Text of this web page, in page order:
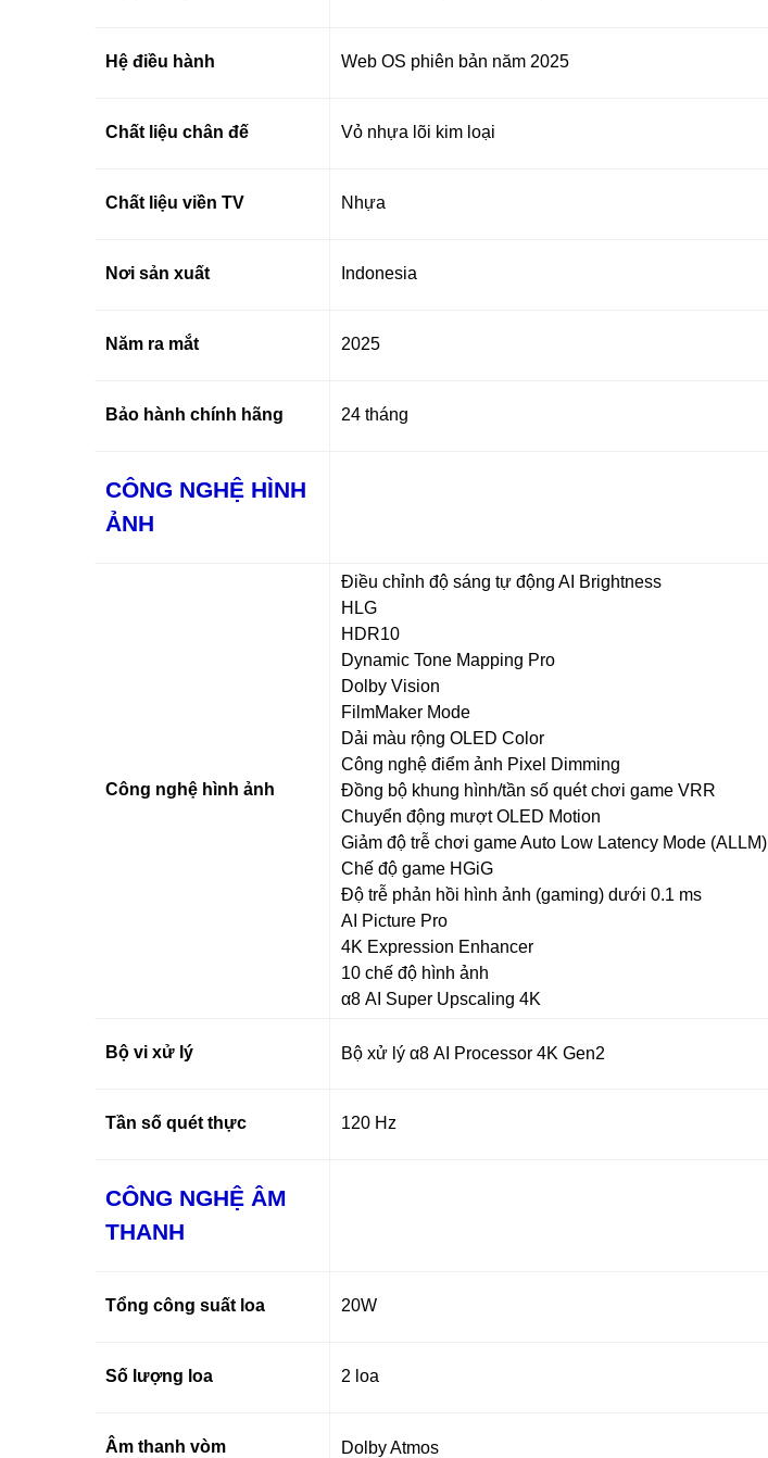
Hệ điều hành Web OS phiên bản năm 2025
Chất liệu chân đế Vỏ nhựa lõi kim loại
Chất liệu viền TV Nhựa
Nơi sản xuất Indonesia
Năm ra mắt 2025
Bảo hành chính hãng 24 tháng
CÔNG NGHỆ HÌNH
ẢNH
Công nghệ hình ảnh
Điều chỉnh độ sáng tự động AI Brightness
HLG
HDR10
Dynamic Tone Mapping Pro
Dolby Vision
FilmMaker Mode
Dải màu rộng OLED Color
Công nghệ điểm ảnh Pixel Dimming
Đồng bộ khung hình/tần số quét chơi game VRR
Chuyển động mượt OLED Motion
Giảm độ trễ chơi game Auto Low Latency Mode (ALLM)
Chế độ game HGiG
Độ trễ phản hồi hình ảnh (gaming) dưới 0.1 ms
AI Picture Pro
4K Expression Enhancer
10 chế độ hình ảnh
α8 AI Super Upscaling 4K
Bộ vi xử lý Bộ xử lý α8 AI Processor 4K Gen2
Tần số quét thực 120 Hz
CÔNG NGHỆ ÂM
THANH
Tổng công suất loa 20W
Số lượng loa 2 loa
Âm thanh vòm Dolby Atmos